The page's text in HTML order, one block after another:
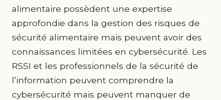
alimentaire possèdent une expertise
approfondie dans la gestion des risques de
sécurité alimentaire mais peuvent avoir des
connaissances limitées en cybersécurité. Les
RSSI et les professionnels de la sécurité de
l’information peuvent comprendre la
cybersécurité mais peuvent manquer de